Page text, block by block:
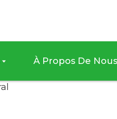
À Propos De Nous